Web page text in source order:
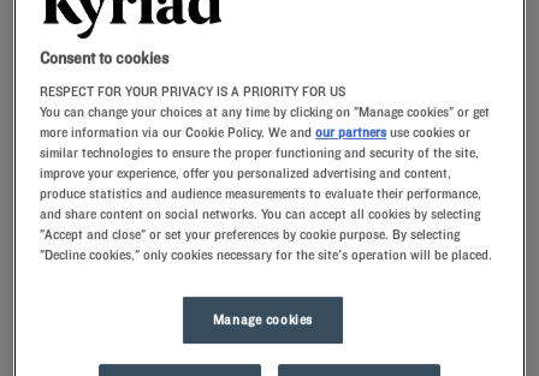
Navigate forward to interact with the calendar and select a date. Press
FINDEN SIE EIN HOTEL
Spezialcode hinzufügen
Lust auf ein entspanntes Wochenende in Brive La Gaillarde? Dann
Frankreichs drittgrößte Stadt kennen!
Consent to cookies
RESPECT FOR YOUR PRIVACY IS A PRIORITY FOR US
You can change your choices at any time by clicking on "Manage cookies" or get
more information via our Cookie Policy. We andour partners use cookies or
similar technologies to ensure the proper functioning and security of the site,
improve your experience, offer you personalized advertising and content,
produce statistics and audience measurements to evaluate their performance,
and share content on social networks. You can accept all cookies by selecting
"Accept and close" or set your preferences by cookie purpose. By selecting
"Decline cookies," only cookies necessary for the site's operation will be placed.
Manage cookies